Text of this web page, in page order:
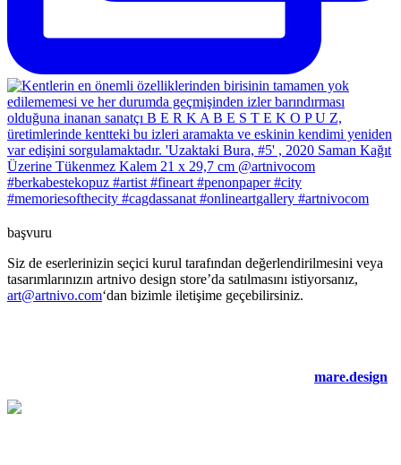
başvuru
Siz de eserlerinizin seçici kurul tarafından değerlendirilmesini veya
tasarımlarınızın artnivo design store’da satılmasını istiyorsanız,
art@artnivo.com‘dan bizimle iletişime geçebilirsiniz.
mare.design